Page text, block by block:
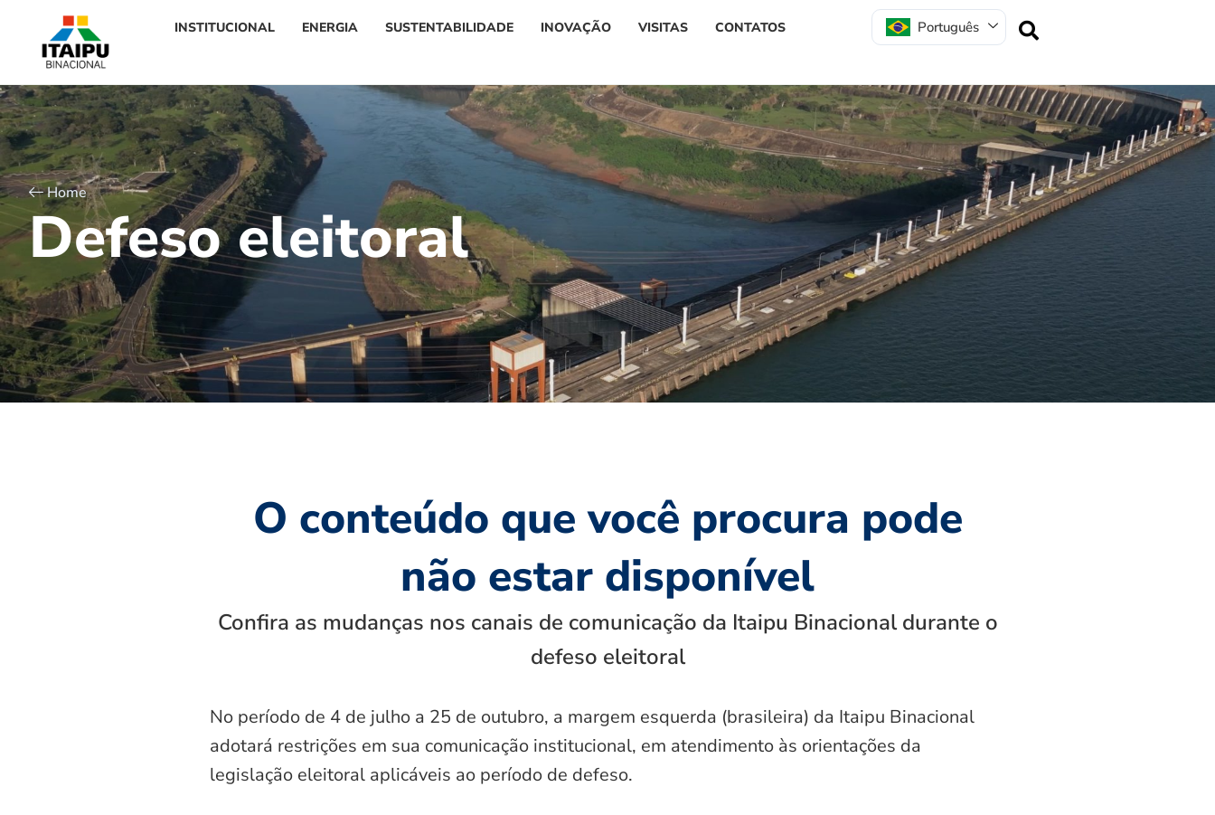
INSTITUCIONAL ENERGIA SUSTENTABILIDADE INOVAÇÃO VISITAS CONTATOS Português
Home
Defeso eleitoral
O conteúdo que você procura pode
não estar disponível
Confira as mudanças nos canais de comunicação da Itaipu Binacional durante o
defeso eleitoral
No período de 4 de julho a 25 de outubro, a margem esquerda (brasileira) da Itaipu Binacional
adotará restrições em sua comunicação institucional, em atendimento às orientações da
legislação eleitoral aplicáveis ao período de defeso.